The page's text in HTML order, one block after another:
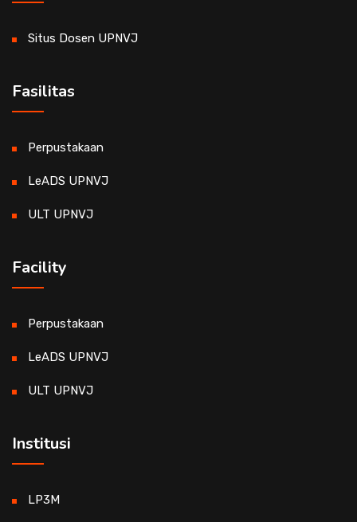
Situs Dosen UPNVJ
Fasilitas
Perpustakaan
LeADS UPNVJ
ULT UPNVJ
Facility
Perpustakaan
LeADS UPNVJ
ULT UPNVJ
Institusi
LP3M